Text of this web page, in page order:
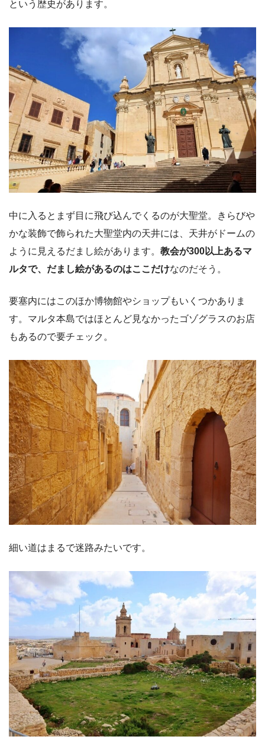
という歴史があります。
中に入るとまず目に飛び込んでくるのが大聖堂。きらびや
かな装飾で飾られた大聖堂内の天井には、天井がドームの
ように見えるだまし絵があります。 教会が300以上あるマ
ルタで、だまし絵があるのはここだけなのだそう。
要塞内にはこのほか博物館やショップもいくつかありま
す。マルタ本島ではほとんど見なかったゴゾグラスのお店
もあるので要チェック。
細い道はまるで迷路みたいです。